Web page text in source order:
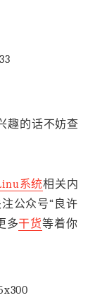
趣的话不妨查
系统相关内
公众号“良许
多干货等着你